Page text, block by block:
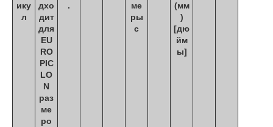
ику
л
дхо
дит
для
EU
RO
PIC
LO
N
раз
ме
ро
.
ме
ры
c
(мм
)
[дю
йм
ы]